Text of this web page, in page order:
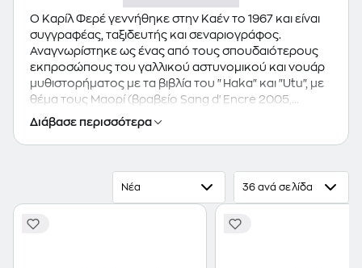
Ο Καρίλ Φερέ γεννήθηκε στην Καέν το 1967 και είναι
συγγραφέας, ταξιδευτής και σεναριογράφος.
Αναγνωρίστηκε ως ένας από τους σπουδαιότερους
εκπροσώπους του γαλλικού αστυνομικού και νουάρ
μυθιστορήματος με τα βιβλία του "Haka" και "Utu", με
θέμα τους Μαορί (βραβείο Sang d'Encre 2005,
βραβείο Michel Lebrun 2005 και βραβείο
αστυνομικού μυθιστορήματος SNCF du Polar 2005).
Η επιτυχία του κορυφώθηκε με το "Ζουλού" (2008),
Βραβείο Αστυνομικής Λογοτεχνίας 2008, Μεγάλο
βραβείο μυθιστορήματος νουάρ του διεθνούς
φεστιβάλ Quais du Polar 2009, βραβείο
Διάβασε περισσότερα
Νέα 36 ανά σελίδα